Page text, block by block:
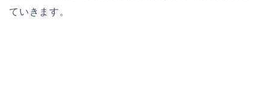
ていきます。